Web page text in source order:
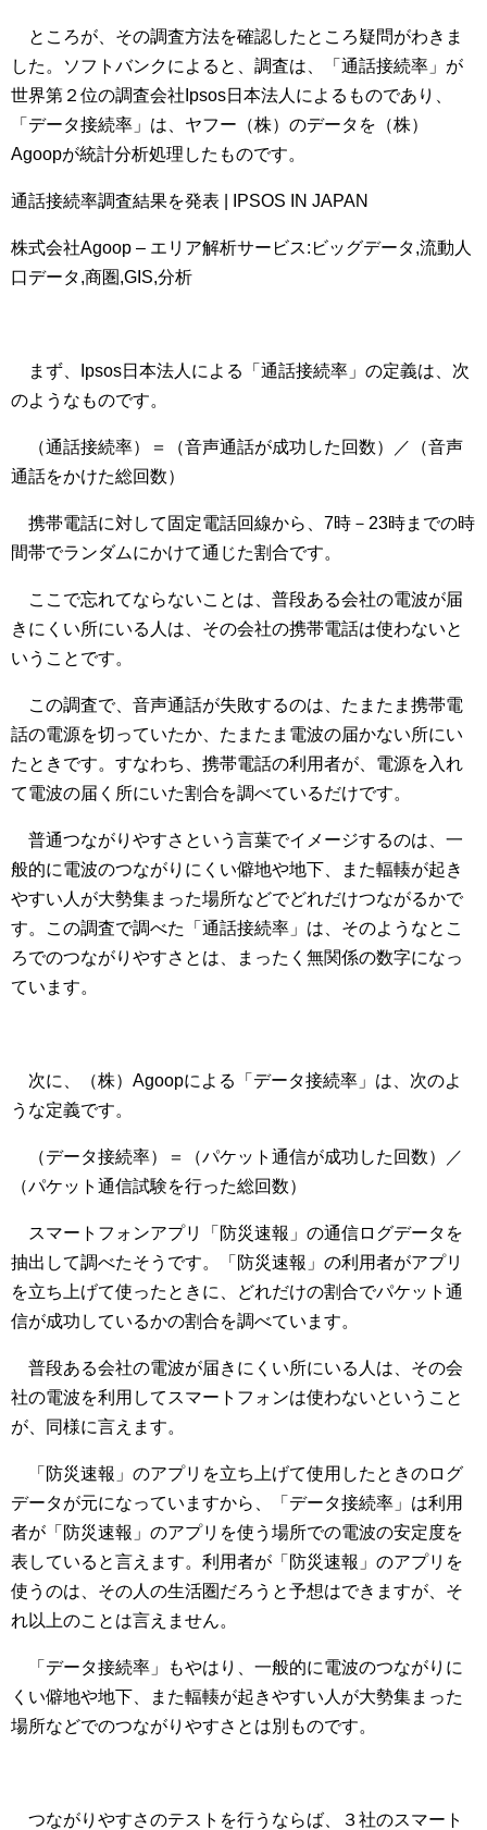
ところが、その調査方法を確認したところ疑問がわきま
した。ソフトバンクによると、調査は、「通話接続率」が
世界第２位の調査会社Ipsos日本法人によるものであり、
「データ接続率」は、ヤフー（株）のデータを（株）
Agoopが統計分析処理したものです。
通話接続率調査結果を発表 | IPSOS IN JAPAN
株式会社Agoop – エリア解析サービス:ビッグデータ,流動人
口データ,商圏,GIS,分析
まず、Ipsos日本法人による「通話接続率」の定義は、次
のようなものです。
（通話接続率）＝（音声通話が成功した回数）／（音声
通話をかけた総回数）
携帯電話に対して固定電話回線から、7時－23時までの時
間帯でランダムにかけて通じた割合です。
ここで忘れてならないことは、普段ある会社の電波が届
きにくい所にいる人は、その会社の携帯電話は使わないと
いうことです。
この調査で、音声通話が失敗するのは、たまたま携帯電
話の電源を切っていたか、たまたま電波の届かない所にい
たときです。すなわち、携帯電話の利用者が、電源を入れ
て電波の届く所にいた割合を調べているだけです。
普通つながりやすさという言葉でイメージするのは、一
般的に電波のつながりにくい僻地や地下、また輻輳が起き
やすい人が大勢集まった場所などでどれだけつながるかで
す。この調査で調べた「通話接続率」は、そのようなとこ
ろでのつながりやすさとは、まったく無関係の数字になっ
ています。
次に、（株）Agoopによる「データ接続率」は、次のよ
うな定義です。
（データ接続率）＝（パケット通信が成功した回数）／
（パケット通信試験を行った総回数）
スマートフォンアプリ「防災速報」の通信ログデータを
抽出して調べたそうです。「防災速報」の利用者がアプリ
を立ち上げて使ったときに、どれだけの割合でパケット通
信が成功しているかの割合を調べています。
普段ある会社の電波が届きにくい所にいる人は、その会
社の電波を利用してスマートフォンは使わないということ
が、同様に言えます。
「防災速報」のアプリを立ち上げて使用したときのログ
データが元になっていますから、「データ接続率」は利用
者が「防災速報」のアプリを使う場所での電波の安定度を
表していると言えます。利用者が「防災速報」のアプリを
使うのは、その人の生活圏だろうと予想はできますが、そ
れ以上のことは言えません。
「データ接続率」もやはり、一般的に電波のつながりに
くい僻地や地下、また輻輳が起きやすい人が大勢集まった
場所などでのつながりやすさとは別ものです。
つながりやすさのテストを行うならば、３社のスマート